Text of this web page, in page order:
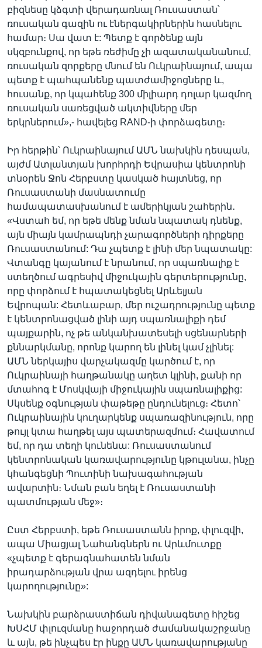
բիզնեսը կձգտի վերադառնալ Ռուսաստան՝
ռուսական գազին ու էներգակիրներին հասնելու
համար։ Սա վատ է: Պետք է գործենք այն
սկզբունքով, որ եթե ռեժիմը չի ազատականանում,
ռուսական զորքերը մնում են Ուկրաինայում, ապա
պետք է պահպանենք պատժամիջոցները և,
հուսանք, որ կպահենք 300 միլիարդ դոլար կազմող
ռուսական սառեցված ակտիվները մեր
երկրներում»,- հավելեց RAND-ի փորձագետը։
Իր հերթին՝ Ուկրաինայում ԱՄՆ նախկին դեսպան,
այժմ Ատլանտյան խորհրդի Եվրասիա կենտրոնի
տնօրեն Ջոն Հերբստը կասկած հայտնեց, որ
Ռուսաստանի մասնատումը
համապատասխանում է ամերիկյան շահերին․
«Վստահ եմ, որ եթե մենք նման նպատակ դնենք,
այն միայն կամրապնդի չարագործների դիրքերը
Ռուսաստանում: Դա չպետք է լինի մեր նպատակը:
Վտանգը կայանում է նրանում, որ սպառնալիք է
ստեղծում ագրեսիվ միջուկային գերտերությունը,
որը փորձում է հպատակեցնել Արևելյան
Եվրոպան: Հետևաբար, մեր ուշադրությունը պետք
է կենտրոնացված լինի այդ սպառնալիքի դեմ
պայքարին, ոչ թե անկանխատեսելի սցենարների
քննարկմանը, որոնք կարող են լինել կամ չլինել:
ԱՄՆ ներկայիս վարչակազմը կարծում է, որ
Ուկրաինայի հաղթանակը աղետ կլինի, քանի որ
մտահոգ է Մոսկվայի միջուկային սպառնալիքից:
Սկսենք օգնության փաթեթը ընդունելուց։ Հետո՝
Ուկրաինային կուղարկենք սպառազինություն, որը
թույլ կտա հաղթել այս պատերազմում։ Հավատում
եմ, որ դա տեղի կունենա: Ռուսաստանում
կենտրոնական կառավարությունը կթուլանա, ինչը
կհանգեցնի Պուտինի նախագահության
ավարտին։ Նման բան եղել է Ռուսաստանի
պատմության մեջ»։
Ըստ Հերբստի, եթե Ռուսաստանն իրոք, փլուզվի,
ապա Միացյալ Նահանգներն ու Արևմուտքը
«չպետք է գերագնահատեն նման
իրադարձության վրա ազդելու իրենց
կարողությունը»:
Նախկին բարձրաստիճան դիվանագետը հիշեց
ԽՍՀՄ փլուզմանը հաջորդած ժամանակաշրջանը
և այն, թե ինչպես էր ինքը ԱՄՆ կառավարությանը